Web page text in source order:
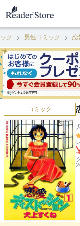
ク 男性コミック 恋
コミック